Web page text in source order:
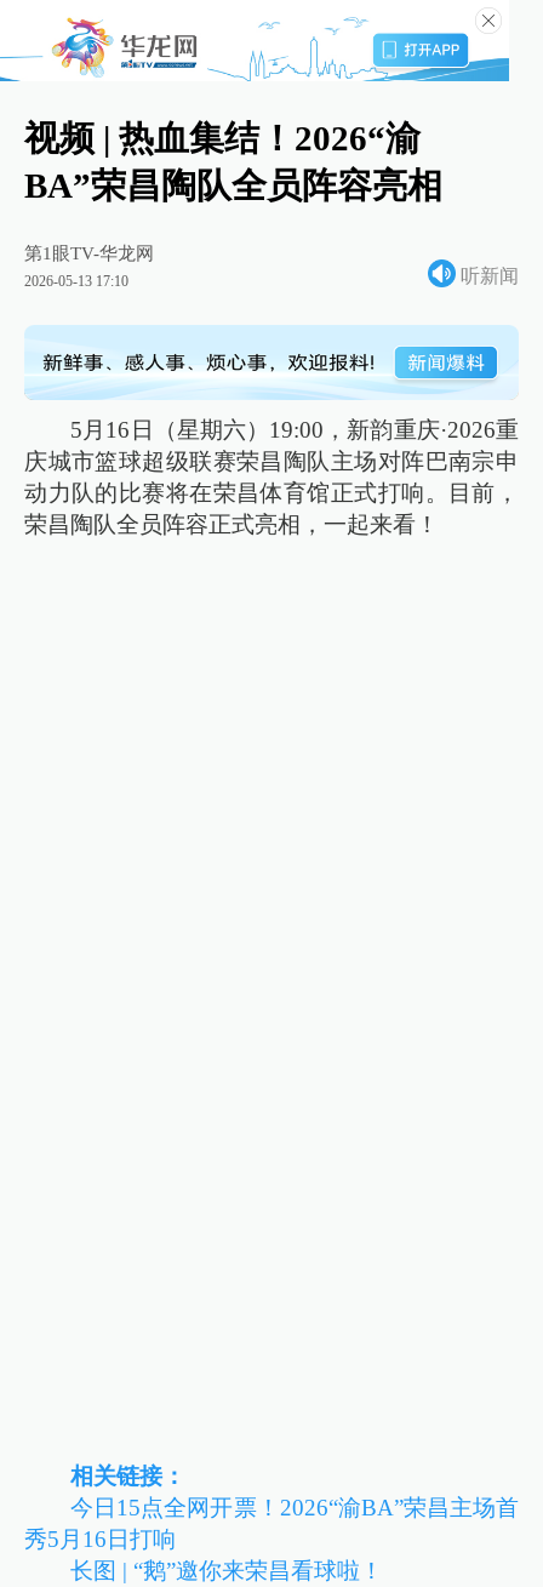
视频 | 热血集结！2026“渝
BA”荣昌陶队全员阵容亮相
第1眼TV-华龙网
2026-05-13 17:10 听新闻
5月16日（星期六）19:00，新韵重庆·2026重
庆城市篮球超级联赛荣昌陶队主场对阵巴南宗申
动力队的比赛将在荣昌体育馆正式打响。目前，
荣昌陶队全员阵容正式亮相，一起来看！
相关链接：
今日15点全网开票！2026“渝BA”荣昌主场首
秀5月16日打响
长图 | “鹅”邀你来荣昌看球啦！